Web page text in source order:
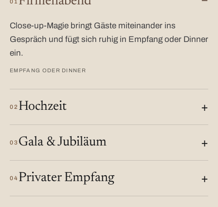
Close-up-Magie bringt Gäste miteinander ins
Gespräch und fügt sich ruhig in Empfang oder Dinner
ein.
EMPFANG ODER DINNER
02 Hochzeit
03 Gala & Jubiläum
04 Privater Empfang